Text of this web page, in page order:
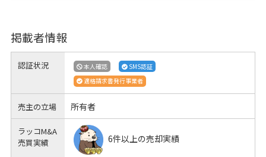
掲載者情報
認証状況 本人確認
SMS認証
適格請求書発行事業者
売主の立場 所有者
ラッコM&A
売買実績
6件以上の売却実績